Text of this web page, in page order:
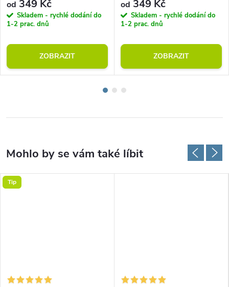
od 349 Kč
Skladem - rychlé dodání do
1-2 prac. dnů
ZOBRAZIT
od 349 Kč
Skladem - rychlé dodání do
1-2 prac. dnů
ZOBRAZIT
Tip